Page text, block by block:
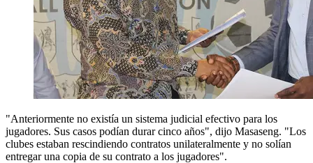
"Anteriormente no existía un sistema judicial efectivo para los
jugadores. Sus casos podían durar cinco años", dijo Masaseng. "Los
clubes estaban rescindiendo contratos unilateralmente y no solían
entregar una copia de su contrato a los jugadores".